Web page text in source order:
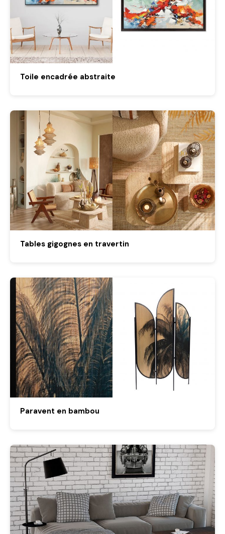
Toile encadrée abstraite
Tables gigognes en travertin
Paravent en bambou